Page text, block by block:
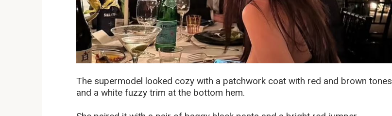
The supermodel looked cozy with a patchwork coat with red and brown tones
and a white fuzzy trim at the bottom hem.